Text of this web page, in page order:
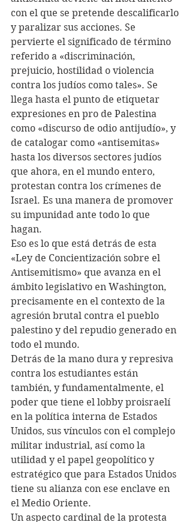
con el que se pretende descalificarlo
y paralizar sus acciones. Se
pervierte el significado de término
referido a «discriminación,
prejuicio, hostilidad o violencia
contra los judíos como tales». Se
llega hasta el punto de etiquetar
expresiones en pro de Palestina
como «discurso de odio antijudío», y
de catalogar como «antisemitas»
hasta los diversos sectores judíos
que ahora, en el mundo entero,
protestan contra los crímenes de
Israel. Es una manera de promover
su impunidad ante todo lo que
hagan.
Eso es lo que está detrás de esta
«Ley de Concientización sobre el
Antisemitismo» que avanza en el
ámbito legislativo en Washington,
precisamente en el contexto de la
agresión brutal contra el pueblo
palestino y del repudio generado en
todo el mundo.
Detrás de la mano dura y represiva
contra los estudiantes están
también, y fundamentalmente, el
poder que tiene el lobby proisraelí
en la política interna de Estados
Unidos, sus vínculos con el complejo
militar industrial, así como la
utilidad y el papel geopolítico y
estratégico que para Estados Unidos
tiene su alianza con ese enclave en
el Medio Oriente.
Un aspecto cardinal de la protesta